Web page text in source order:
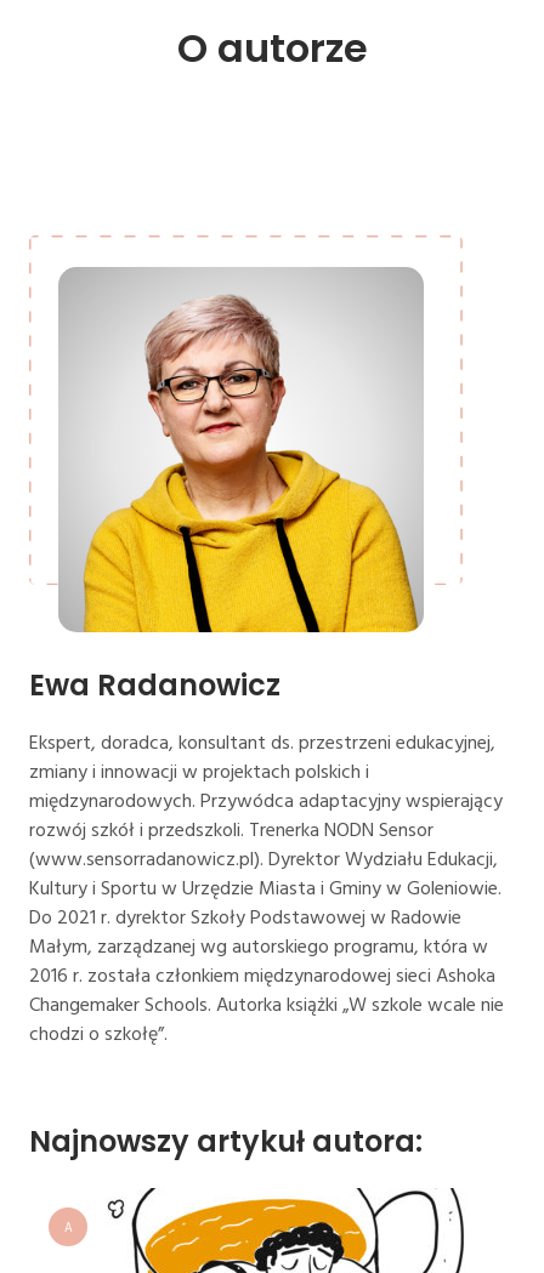
O autorze
Ewa Radanowicz
Ekspert, doradca, konsultant ds. przestrzeni edukacyjnej,
zmiany i innowacji w projektach polskich i
międzynarodowych. Przywódca adaptacyjny wspierający
rozwój szkół i przedszkoli. Trenerka NODN Sensor
(www.sensorradanowicz.pl). Dyrektor Wydziału Edukacji,
Kultury i Sportu w Urzędzie Miasta i Gminy w Goleniowie.
Do 2021 r. dyrektor Szkoły Podstawowej w Radowie
Małym, zarządzanej wg autorskiego programu, która w
2016 r. została członkiem międzynarodowej sieci Ashoka
Changemaker Schools. Autorka książki „W szkole wcale nie
chodzi o szkołę”.
Najnowszy artykuł autora:
A